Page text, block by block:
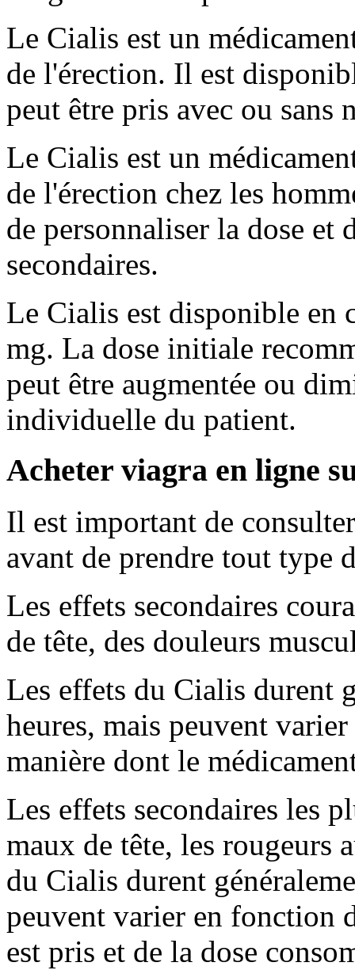
Le Cialis est un
de l'érection. Il est
peut être pris avec ou sans
Le Cialis est un
de l'érection chez les
de personnaliser la dose et
secondaires.
Le Cialis est disponible en
mg. La dose initiale
peut être augmentée ou
individuelle du patient.
Acheter viagra en ligne
Il est important de
avant de prendre tout type
Les effets secondaires
de tête, des douleurs
Les effets du Cialis durent
heures, mais peuvent
manière dont le
Les effets secondaires les
maux de tête, les rougeurs
du Cialis durent
peuvent varier en fonction
est pris et de la dose